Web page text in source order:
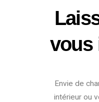
vous
Envie de
intérieur ou